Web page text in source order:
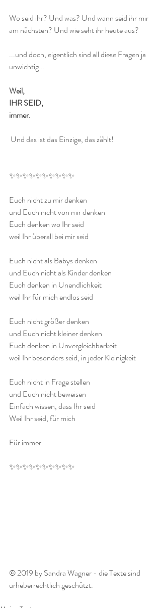
Wo seid ihr? Und was? Und wann seid ihr mir
am nächsten? Und wie seht ihr heute aus?
...und doch, eigentlich sind all diese Fragen ja
unwichtig...
Weil,
IHR SEID,
immer.
Und das ist das Einzige, das zählt!
✨✨✨✨✨✨✨✨✨✨
Euch nicht zu mir denken
und Euch nicht von mir denken
Euch denken wo Ihr seid
weil Ihr überall bei mir seid
Euch nicht als Babys denken
und Euch nicht als Kinder denken
Euch denken in Unendlichkeit
weil Ihr für mich endlos seid
Euch nicht größer denken
und Euch nicht kleiner denken
Euch denken in Unvergleichbarkeit
weil Ihr besonders seid, in jeder Kleinigkeit
Euch nicht in Frage stellen
und Euch nicht beweisen
Einfach wissen, dass Ihr seid
Weil Ihr seid, für mich
Für immer.
✨✨✨✨✨✨✨✨✨✨
© 2019 by Sandra Wagner - die Texte sind
urheberrechtlich geschützt.